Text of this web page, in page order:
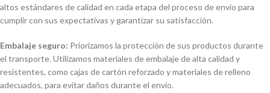
altos estándares de calidad en cada etapa del proceso de envío para
cumplir con sus expectativas y garantizar su satisfacción.
Embalaje seguro: Priorizamos la protección de sus productos durante
el transporte. Utilizamos materiales de embalaje de alta calidad y
resistentes, como cajas de cartón reforzado y materiales de relleno
adecuados, para evitar daños durante el envío.